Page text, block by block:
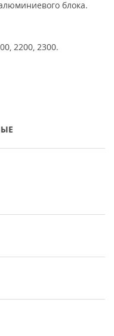
блока.
2200, 2300.